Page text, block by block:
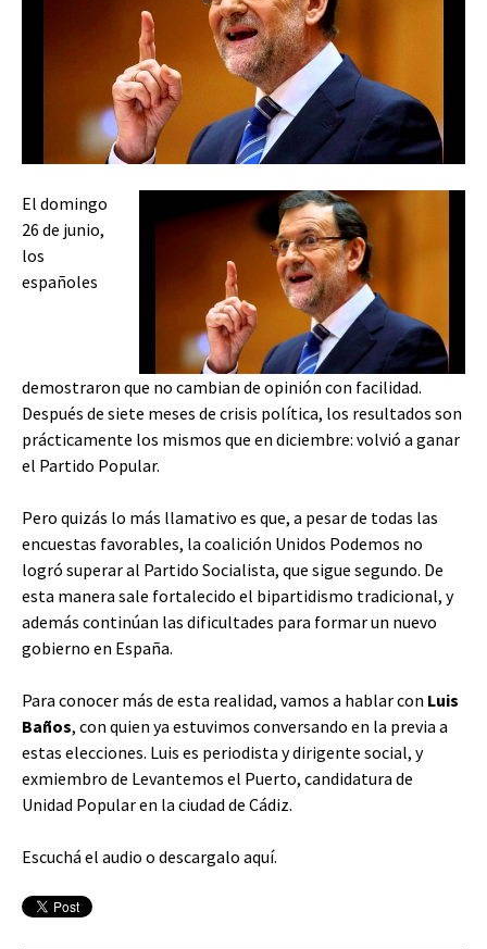
El domingo
26 de junio,
los
españoles
demostraron que no cambian de opinión con facilidad.
Después de siete meses de crisis política, los resultados son
prácticamente los mismos que en diciembre: volvió a ganar
el Partido Popular.
Pero quizás lo más llamativo es que, a pesar de todas las
encuestas favorables, la coalición Unidos Podemos no
logró superar al Partido Socialista, que sigue segundo. De
esta manera sale fortalecido el bipartidismo tradicional, y
además continúan las dificultades para formar un nuevo
gobierno en España.
Para conocer más de esta realidad, vamos a hablar con Luis
Baños, con quien ya estuvimos conversando en la previa a
estas elecciones. Luis es periodista y dirigente social, y
exmiembro de Levantemos el Puerto, candidatura de
Unidad Popular en la ciudad de Cádiz.
Escuchá el audio o descargalo aquí.